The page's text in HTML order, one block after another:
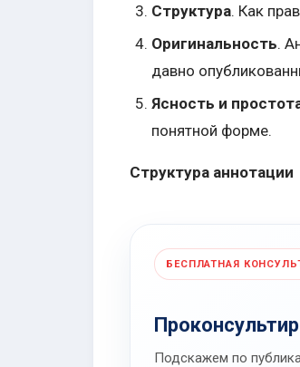
Структура. Как
Оригинальность.
давно
Ясность и
понятной форме.
Структура аннотации
БЕСПЛАТНАЯ
Подскажем по